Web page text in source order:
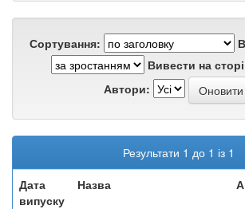
Сортування:
Вивести на
Автори:
Результати 1 до 1 із 1
Дата
випуску
Назва